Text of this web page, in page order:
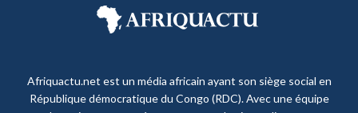
Afriquactu.net est un média africain ayant son siège social en
République démocratique du Congo (RDC). Avec une équipe